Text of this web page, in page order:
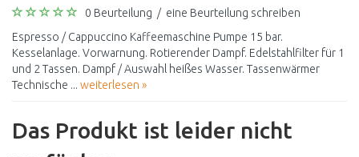
0 Beurteilung / eine Beurteilung schreiben
Espresso / Cappuccino Kaffeemaschine Pumpe 15 bar.
Kesselanlage. Vorwarnung. Rotierender Dampf. Edelstahlfilter für 1
und 2 Tassen. Dampf / Auswahl heißes Wasser. Tassenwärmer
Technische ... weiterlesen »
Das Produkt ist leider nicht